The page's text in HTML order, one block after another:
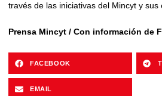
través de las iniciativas del Mincyt y sus
Prensa Mincyt / Con información de
FACEBOOK
EMAIL